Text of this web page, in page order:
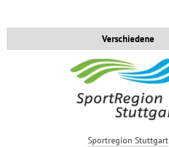
Verschiedene
Sportregion Stuttgart